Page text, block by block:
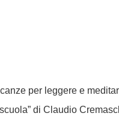
per leggere e
di Claudio